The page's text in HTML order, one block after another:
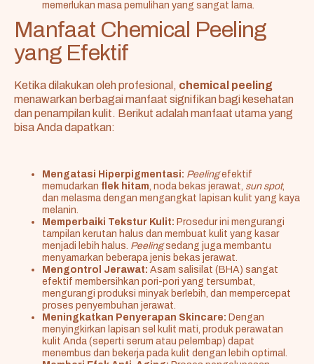
memerlukan masa pemulihan yang sangat lama.
Manfaat Chemical Peeling
yang Efektif
Ketika dilakukan oleh profesional, chemical peeling
menawarkan berbagai manfaat signifikan bagi kesehatan
dan penampilan kulit. Berikut adalah manfaat utama yang
bisa Anda dapatkan:
Mengatasi Hiperpigmentasi: Peelingefektif
memudarkan flek hitam , noda bekas jerawat, sun spot,
dan melasma dengan mengangkat lapisan kulit yang kaya
melanin.
Memperbaiki Tekstur Kulit: Prosedur ini mengurangi
tampilan kerutan halus dan membuat kulit yang kasar
menjadi lebih halus. Peelingsedang juga membantu
menyamarkan beberapa jenis bekas jerawat.
Mengontrol Jerawat: Asam salisilat (BHA) sangat
efektif membersihkan pori-pori yang tersumbat,
mengurangi produksi minyak berlebih, dan mempercepat
proses penyembuhan jerawat.
Meningkatkan Penyerapan Skincare: Dengan
menyingkirkan lapisan sel kulit mati, produk perawatan
kulit Anda (seperti serum atau pelembap) dapat
menembus dan bekerja pada kulit dengan lebih optimal.